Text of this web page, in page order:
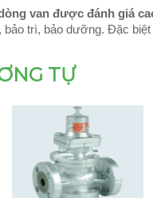
van được đánh giá
bảo trì, bảo dưỡng. Đặc
TỰ